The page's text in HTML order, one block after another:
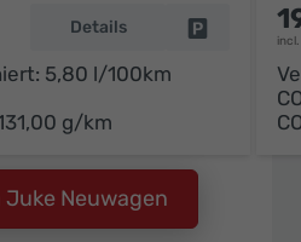
Details Fahrzeug
5,80 l/100km
g/km
Juke Neuwagen